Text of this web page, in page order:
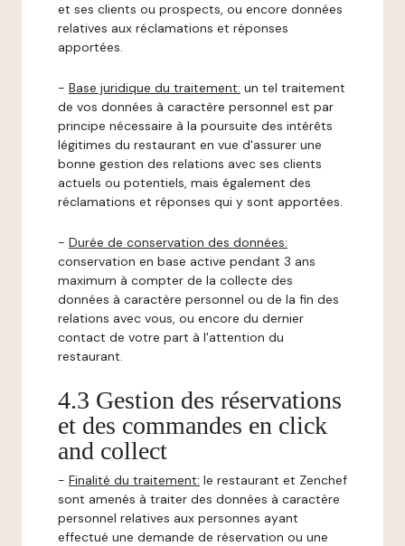
et ses clients ou prospects, ou encore données
relatives aux réclamations et réponses
apportées.
- Base juridique du traitement: un tel traitement
de vos données à caractère personnel est par
principe nécessaire à la poursuite des intérêts
légitimes du restaurant en vue d'assurer une
bonne gestion des relations avec ses clients
actuels ou potentiels, mais également des
réclamations et réponses qui y sont apportées.
- Durée de conservation des données:
conservation en base active pendant 3 ans
maximum à compter de la collecte des
données à caractère personnel ou de la fin des
relations avec vous, ou encore du dernier
contact de votre part à l'attention du
restaurant.
4.3 Gestion des réservations
et des commandes en click
and collect
- Finalité du traitement: le restaurant et Zenchef
sont amenés à traiter des données à caractère
personnel relatives aux personnes ayant
effectué une demande de réservation ou une